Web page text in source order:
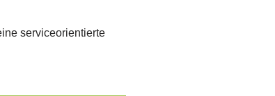
serviceorientierte